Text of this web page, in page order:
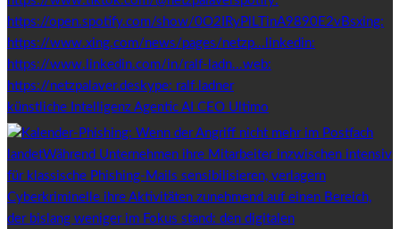
künstliche Intelligenz Agentic AI CEO Ultimo